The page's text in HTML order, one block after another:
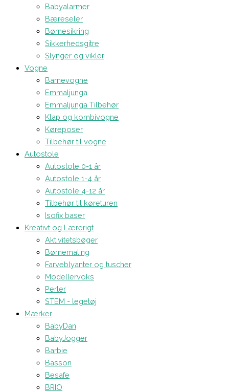
Babyalarmer
Bæreseler
Børnesikring
Sikkerhedsgitre
Slynger og vikler
Vogne
Barnevogne
Emmaljunga
Emmaljunga Tilbehør
Klap og kombivogne
Køreposer
Tilbehør til vogne
Autostole
Autostole 0-1 år
Autostole 1-4 år
Autostole 4-12 år
Tilbehør til køreturen
Isofix baser
Kreativt og Lærerigt
Aktivitetsbøger
Børnemaling
Farveblyanter og tuscher
Modellervoks
Perler
STEM - legetøj
Mærker
BabyDan
BabyJogger
Barbie
Basson
Besafe
BRIO